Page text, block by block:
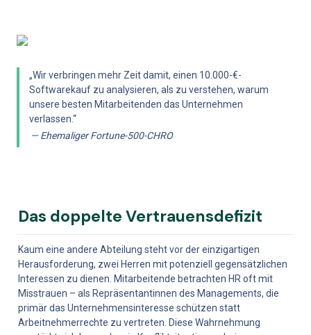
„Wir verbringen mehr Zeit damit, einen 10.000-€-
Softwarekauf zu analysieren, als zu verstehen, warum
unsere besten Mitarbeitenden das Unternehmen
verlassen.“
— Ehemaliger Fortune-500-CHRO
Das doppelte Vertrauensdefizit
Kaum eine andere Abteilung steht vor der einzigartigen
Herausforderung, zwei Herren mit potenziell gegensätzlichen
Interessen zu dienen. Mitarbeitende betrachten HR oft mit
Misstrauen – als Repräsentantinnen des Managements, die
primär das Unternehmensinteresse schützen statt
Arbeitnehmerrechte zu vertreten. Diese Wahrnehmung